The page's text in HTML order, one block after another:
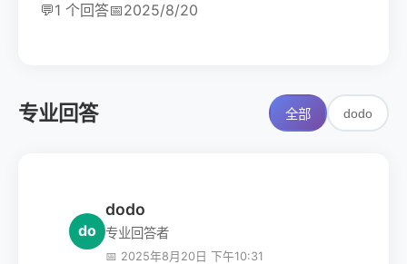
💬1 个回答📅2025/8/20
专业回答 全部 dodo
do
dodo
专业回答者
📅 2025年8月20日 下午10:31